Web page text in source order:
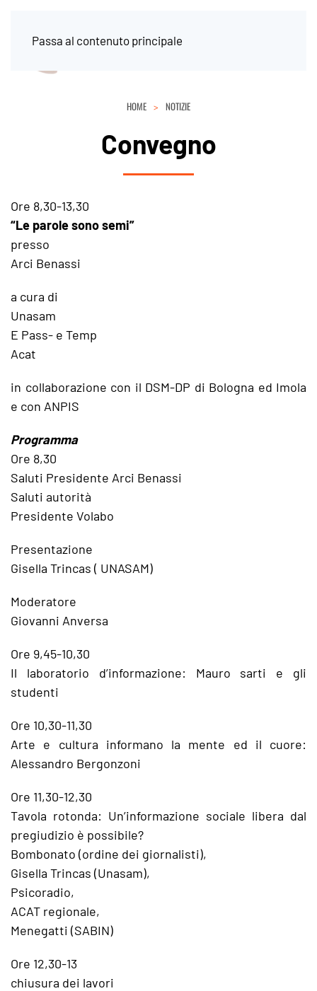
Passa al contenuto principale
HOME NOTIZIE
Convegno
Ore 8,30-13,30
“Le parole sono semi”
presso
Arci Benassi
a cura di
Unasam
E Pass- e Temp
Acat
in collaborazione con il DSM-DP di Bologna ed Imola
e con ANPIS
Programma
Ore 8,30
Saluti Presidente Arci Benassi
Saluti autorità
Presidente Volabo
Presentazione
Gisella Trincas ( UNASAM)
Moderatore
Giovanni Anversa
Ore 9,45-10,30
Il laboratorio d’informazione: Mauro sarti e gli
studenti
Ore 10,30-11,30
Arte e cultura informano la mente ed il cuore:
Alessandro Bergonzoni
Ore 11,30-12,30
Tavola rotonda: Un’informazione sociale libera dal
pregiudizio è possibile?
Bombonato (ordine dei giornalisti),
Gisella Trincas (Unasam),
Psicoradio,
ACAT regionale,
Menegatti (SABIN)
Ore 12,30-13
chiusura dei lavori